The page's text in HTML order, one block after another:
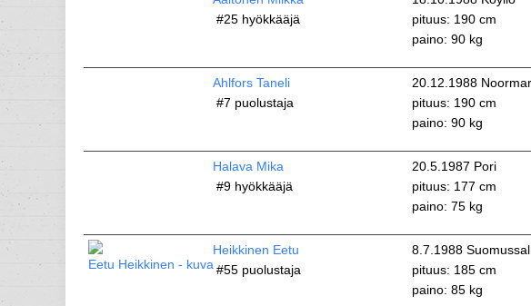
#25hyökkääjä
pituus: 190 cm
paino: 90 kg
Ahlfors Taneli
#7 puolustaja
20.12.1988
pituus: 190 cm
paino: 90 kg
Halava Mika
#9hyökkääjä
20.5.1987 Pori
pituus: 177 cm
paino: 75 kg
Heikkinen Eetu
#55puolustaja
8.7.1988
pituus: 185 cm
paino: 85 kg